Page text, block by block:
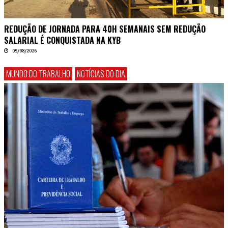
REDUÇÃO DE JORNADA PARA 40H SEMANAIS SEM REDUÇÃO
SALARIAL É CONQUISTADA NA KYB
05/08/2026
MUNDO DO TRABALHO NOTÍCIAS DO DIA